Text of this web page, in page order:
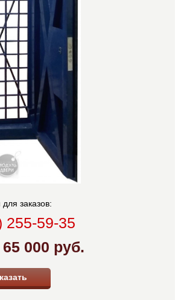
заказов:
255-59-35
65 000 руб.